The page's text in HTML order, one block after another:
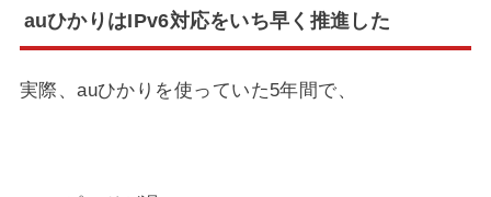
auひかりはIPv6対応をいち早く推進した
実際、auひかりを使っていた5年間で、